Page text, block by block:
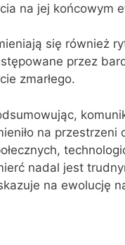
na jej końcowym
się również
przez
zmarłego.
na
nadal jest
na ewolucję